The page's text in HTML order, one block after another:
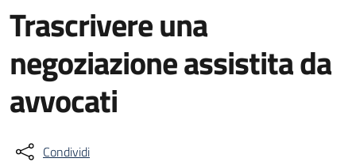
Trascrivere una
negoziazione assistita da
avvocati
Condividi